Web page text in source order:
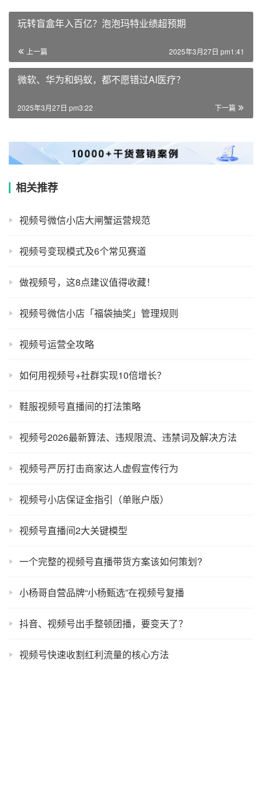
玩转盲盒年入百亿？泡泡玛特业绩超预期
上一篇 2025年3月27日 pm1:41
微软、华为和蚂蚁，都不愿错过AI医疗？
下一篇
2025年3月27日 pm3:22
相关推荐
视频号微信小店大闸蟹运营规范
视频号变现模式及6个常见赛道
做视频号，这8点建议值得收藏！
视频号微信小店「福袋抽奖」管理规则
视频号运营全攻略
如何用视频号+社群实现10倍增长？
鞋服视频号直播间的打法策略
视频号2026最新算法、违规限流、违禁词及解决方法
视频号严厉打击商家达人虚假宣传行为
视频号小店保证金指引（单账户版）
视频号直播间2大关键模型
一个完整的视频号直播带货方案该如何策划?
小杨哥自营品牌“小杨甄选”在视频号复播
抖音、视频号出手整顿团播，要变天了？
视频号快速收割红利流量的核心方法